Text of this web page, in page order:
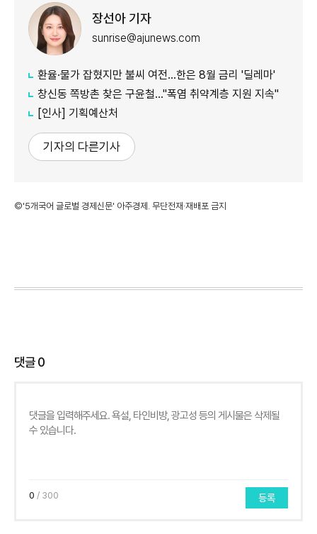
장선아 기자
sunrise@ajunews.com
환율·물가 잡혔지만 불씨 여전...한은 8월 금리 '딜레마'
창신동 쪽방촌 찾은 구윤철…"폭염 취약계층 지원 지속"
[인사] 기획예산처
기자의 다른기사
©'5개국어 글로벌 경제신문' 아주경제. 무단전재·재배포 금지
댓글0
0 / 300 등록